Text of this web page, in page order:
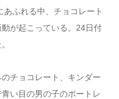
ふれる中、チョコレート
が起こっている。24日付
チョコレート、キンダー
い目の男の子のポートレ